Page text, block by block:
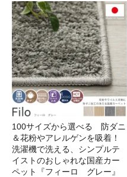
100サイズから選べる 防ダニ
＆花粉やアレルゲンを吸着！
洗濯機で洗える、シンプルテ
イストのおしゃれな国産カー
ペット『フィーロ グレー』